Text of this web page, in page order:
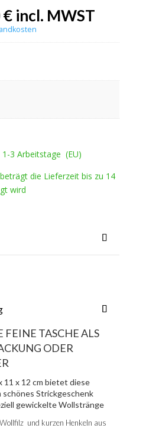
€Aktueller
Preis
ist:
incl. MWST
3 Arbeitstage (EU)
beträgt die Lieferzeit bis zu 14
wird
TASCHE ALS
ODER
11 x 12 cm bietet diese
schönes Strickgeschenk
gewickelte Wollstränge
und kurzen Henkeln aus